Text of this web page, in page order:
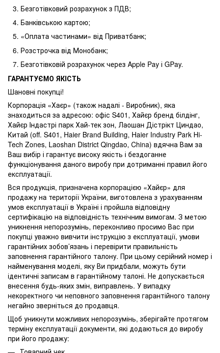
Безготівковий розрахунок з ПДВ;
Банківською картою;
«Оплата частинами» від Приватбанк;
Розстрочка від Монобанк;
Безготівковій розрахунок через Apple Pay і GPay.
ГАРАНТУЄМО ЯКІСТЬ
Шановні покупці!
Корпорація «Хаєр» (також надалі - Виробник), яка
знаходиться за адресою: офіс S401, Хайєр бренд білдінг,
Хайєр Індастрі парк Хай-тек зон, Лаошан Дістрікт Циндао,
Китай (off. S401, Haier Brand Building, Haier Industry Park Hi-
Tech Zones, Laoshan District Qingdao, China) вдячна Вам за
Ваш вибір і гарантує високу якість і бездоганне
функціонування даного виробу при дотриманні правил його
експлуатації.
Вся продукція, призначена корпорацією «Хайєр» для
продажу на території України, виготовлена з урахуванням
умов експлуатації в Україні і пройшла відповідну
сертифікацію на відповідність технічним вимогам. З метою
уникнення непорозумінь, переконливо просимо Вас при
покупці уважно вивчити інструкцію з експлуатації, умови
гарантійних зобов’язань і перевірити правильність
заповнення гарантійного талону. При цьому серійний номер і
найменування моделі, яку Ви придбали, можуть бути
ідентичні записам в гарантійному талоні. Не допускається
внесення будь-яких змін, виправлень. У випадку
некоректного чи неповного заповнення гарантійного талону
негайно зверніться до продавця.
Щоб уникнути можливих непорозумінь, зберігайте протягом
терміну експлуатації документи, які додаються до виробу
при його продажу: